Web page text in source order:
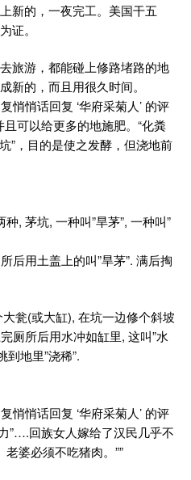
新的，一夜完工。美国干五
证。
旅游，都能碰上修路堵路的地
新的，而且用很久时间。
悄悄话回复 ‘华府采菊人’ 的评
可以给更多的地施肥。“化粪
”，目的是使之发酵，但浇地前
, 茅坑, 一种叫”旱茅”, 一种叫”
后用土盖上的叫”旱茅”. 满后掏
瓮(或大缸), 在坑一边修个斜坡
厕所后用水冲如缸里, 这叫”水
到地里”浇稀”.
悄悄话回复 ‘华府采菊人’ 的评
”….回族女人嫁给了汉民几乎不
婆必须不吃猪肉。””